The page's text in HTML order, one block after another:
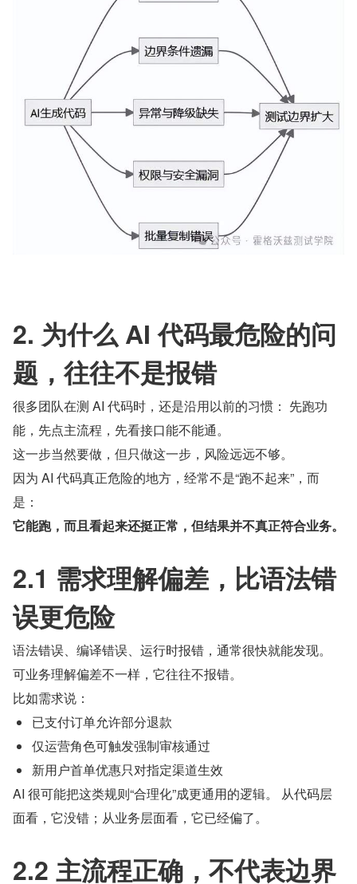
2. 为什么 AI 代码最危险的问
题，往往不是报错
很多团队在测 AI 代码时，还是沿用以前的习惯： 先跑功
能，先点主流程，先看接口能不能通。
这一步当然要做，但只做这一步，风险远远不够。
因为 AI 代码真正危险的地方，经常不是“跑不起来”，而
是：
它能跑，而且看起来还挺正常，但结果并不真正符合业务。
2.1 需求理解偏差，比语法错
误更危险
语法错误、编译错误、运行时报错，通常很快就能发现。
可业务理解偏差不一样，它往往不报错。
比如需求说：
已支付订单允许部分退款
仅运营角色可触发强制审核通过
新用户首单优惠只对指定渠道生效
AI 很可能把这类规则“合理化”成更通用的逻辑。 从代码层
面看，它没错；从业务层面看，它已经偏了。
2.2 主流程正确，不代表边界